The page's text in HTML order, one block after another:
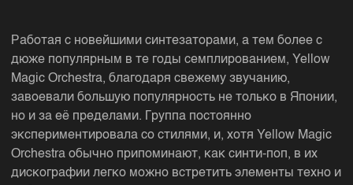
Работая с новейшими синтезаторами, а тем более с
дюже популярным в те годы семплированием, Yellow
Magic Orchestra, благодаря свежему звучанию,
завоевали большую популярность не только в Японии,
но и за её пределами. Группа постоянно
экспериментировала со стилями, и, хотя Yellow Magic
Orchestra обычно припоминают, как синти-поп, в их
дискографии легко можно встретить элементы техно и